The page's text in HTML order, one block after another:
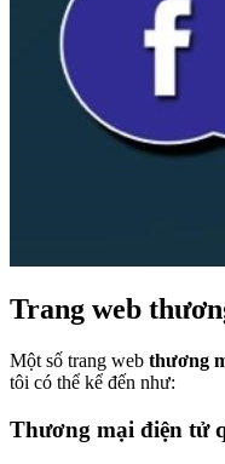
Trang web
Một số trang web thương
tôi có thể kể đến như:
Thương mại điện tử